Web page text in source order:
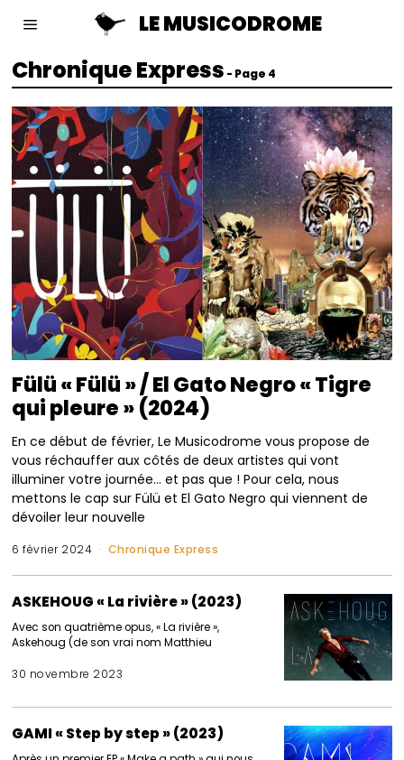
LE MUSICODROME
Chronique Express - Page 4
Fülü « Fülü » / El Gato Negro « Tigre
qui pleure » (2024)
En ce début de février, Le Musicodrome vous propose de
vous réchauffer aux côtés de deux artistes qui vont
illuminer votre journée… et pas que ! Pour cela, nous
mettons le cap sur Fülü et El Gato Negro qui viennent de
dévoiler leur nouvelle
6 février 2024 Chronique Express
ASKEHOUG « La rivière » (2023)
Avec son quatrième opus, « La rivière »,
Askehoug (de son vrai nom Matthieu
30 novembre 2023
GAMI « Step by step » (2023)